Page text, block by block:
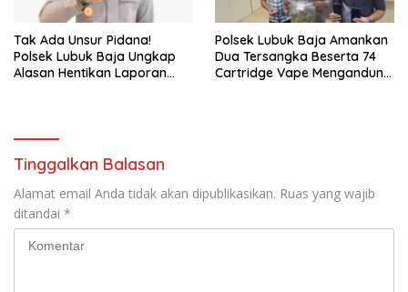
Tak Ada Unsur Pidana!
Polsek Lubuk Baja Ungkap
Alasan Hentikan Laporan
Polsek Lubuk Baja Amankan
Dua Tersangka Beserta 74
Cartridge Vape Mengandung
Tinggalkan Balasan
Alamat email Anda tidak akan dipublikasikan. Ruas yang wajib
ditandai *